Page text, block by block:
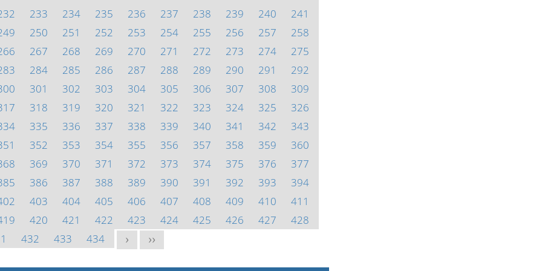
233 234 235 236 237 238 239 240
241
250 251 252 253 254 255 256 257
258
267 268 269 270 271 272 273 274
275
284 285 286 287 288 289 290 291
292
301 302 303 304 305 306 307 308
309
318 319 320 321 322 323 324 325
326
335 336 337 338 339 340 341 342
343
352 353 354 355 356 357 358 359
360
369 370 371 372 373 374 375 376
377
386 387 388 389 390 391 392 393
394
403 404 405 406 407 408 409 410
411
420 421 422 423 424 425 426 427
428
432 433 434 > >>